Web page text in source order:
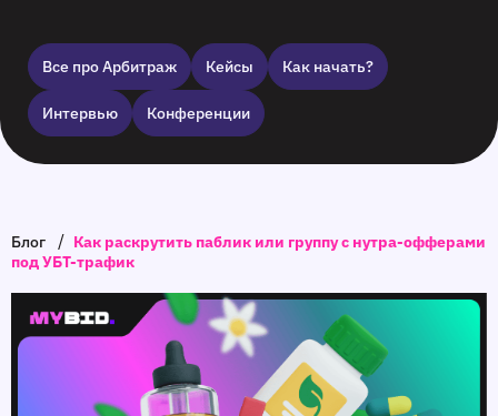
Все про Арбитраж Кейсы Как начать?
Интервью Конференции
Блог / Как раскрутить паблик или группу с нутра-офферами
под УБТ-трафик